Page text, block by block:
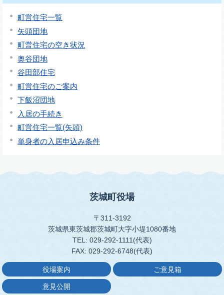
町営住宅一覧
矢頭団地
町営住宅の空き状況
奥谷団地
谷田部住宅
町営住宅のご案内
下飯沼団地
入居の手続き
町営住宅一覧(矢頭)
単身者の入居申込み条件
茨城町役場
〒311-3192
茨城県東茨城郡茨城町大字小堤1080番地
TEL: 029-292-1111(代表)
FAX: 029-292-6748(代表)
役場案内 ご意見箱
意見公開